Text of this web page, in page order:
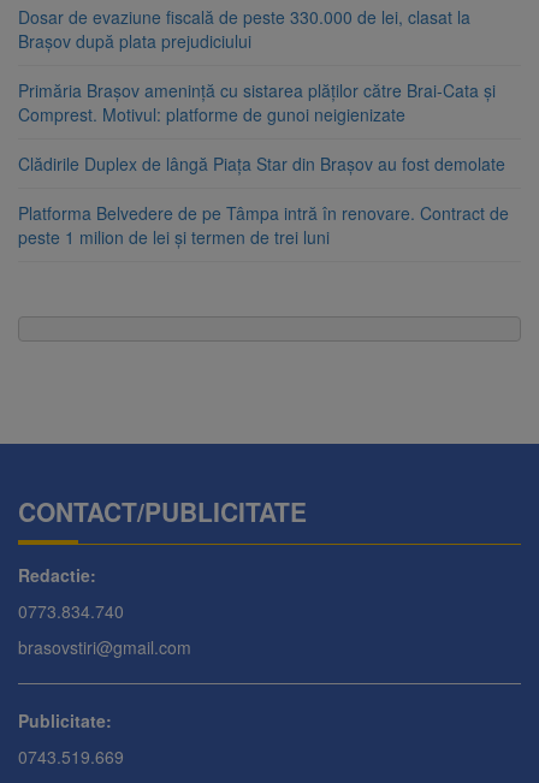
Dosar de evaziune fiscală de peste 330.000 de lei, clasat la
Brașov după plata prejudiciului
Primăria Brașov amenință cu sistarea plăților către Brai-Cata și
Comprest. Motivul: platforme de gunoi neigienizate
Clădirile Duplex de lângă Piața Star din Brașov au fost demolate
Platforma Belvedere de pe Tâmpa intră în renovare. Contract de
peste 1 milion de lei și termen de trei luni
CONTACT/PUBLICITATE
Redactie:
0773.834.740
brasovstiri@gmail.com
Publicitate:
0743.519.669